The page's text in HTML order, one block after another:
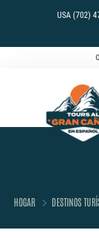
USA (702)
HOGAR DESTINOS